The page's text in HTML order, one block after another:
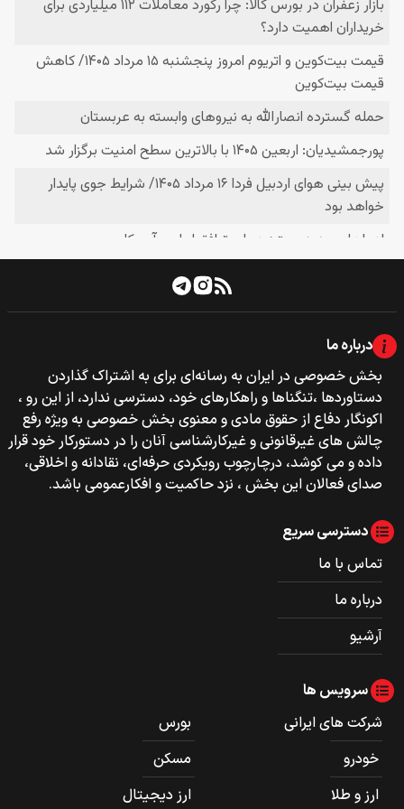
درباره ما
بخش خصوصی‌‌ در ایران به رسانه‌ای برای به اشتراک گذاردن
دستاوردها ،تنگناها و راهکارهای خود، دسترسی ندارد، از این رو ،
اکونگار دفاع از حقوق مادی و معنوی بخش خصوصی به ویژه رفع
چالش های غیرقانونی و غیرکارشناسی آنان را در دستورکار خود قرار
داده و می کوشد، درچارچوب رویکردی حرفه‌ای، نقادانه و اخلاقی،
صدای فعالان این بخش ، نزد حاکمیت و افکارعمومی باشد.
دسترسی سریع
تماس با ما
درباره ما
آرشیو
سرویس ها
شرکت های ایرانی
بورس
خودرو
مسکن
ارز و طلا
ارز دیجیتال